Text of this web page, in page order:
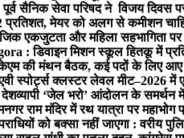
सैनिक सेवा परिषद ने विजय दिवस पर
2 प्रतिशत, मेयर को अलग से कमीशन
एकजुटता और महिला सहभागिता पर
: डिवाइन मिशन स्कूल हितकू में
की मंथन बैठक, कई पदों के लिए आए
स्पोर्ट्स क्लस्टर लेवल मीट–2026 में
‘जेल भरो’ आंदोलन के समर्थन में
राम मंदिर में रथ यात्रा पर
को बक्सा नहीं जाएगा : वरीय